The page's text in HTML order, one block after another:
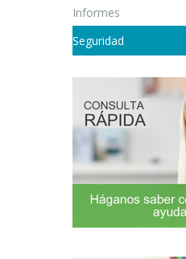
Informes
Seguridad